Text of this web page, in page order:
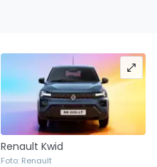
Renault Kwid
Foto: Renault